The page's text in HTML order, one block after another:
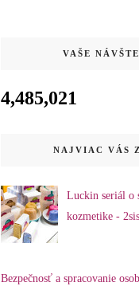
VAŠE
4,485,021
NAJVIAC VÁS
Luckin seriál o
kozmetike - 2sis
Bezpečnosť a spracovanie